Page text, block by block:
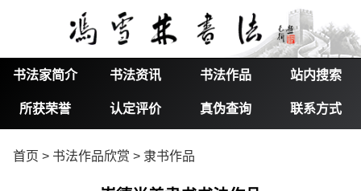
书法家简介 书法资讯 书法作品 站内搜索
所获荣誉 认定评价 真伪查询 联系方式
首页 > 书法作品欣赏 > 隶书作品